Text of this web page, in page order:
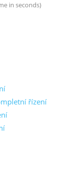
in seconds)
řízení